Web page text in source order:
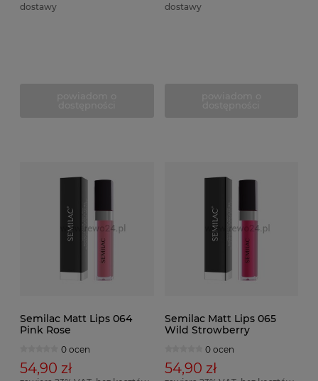
dostawy
dostawy
Semilac Matt Lips 064
Pink Rose
0 ocen
54,90 zł
Semilac Matt Lips 065
Wild Strowberry
0 ocen
54,90 zł